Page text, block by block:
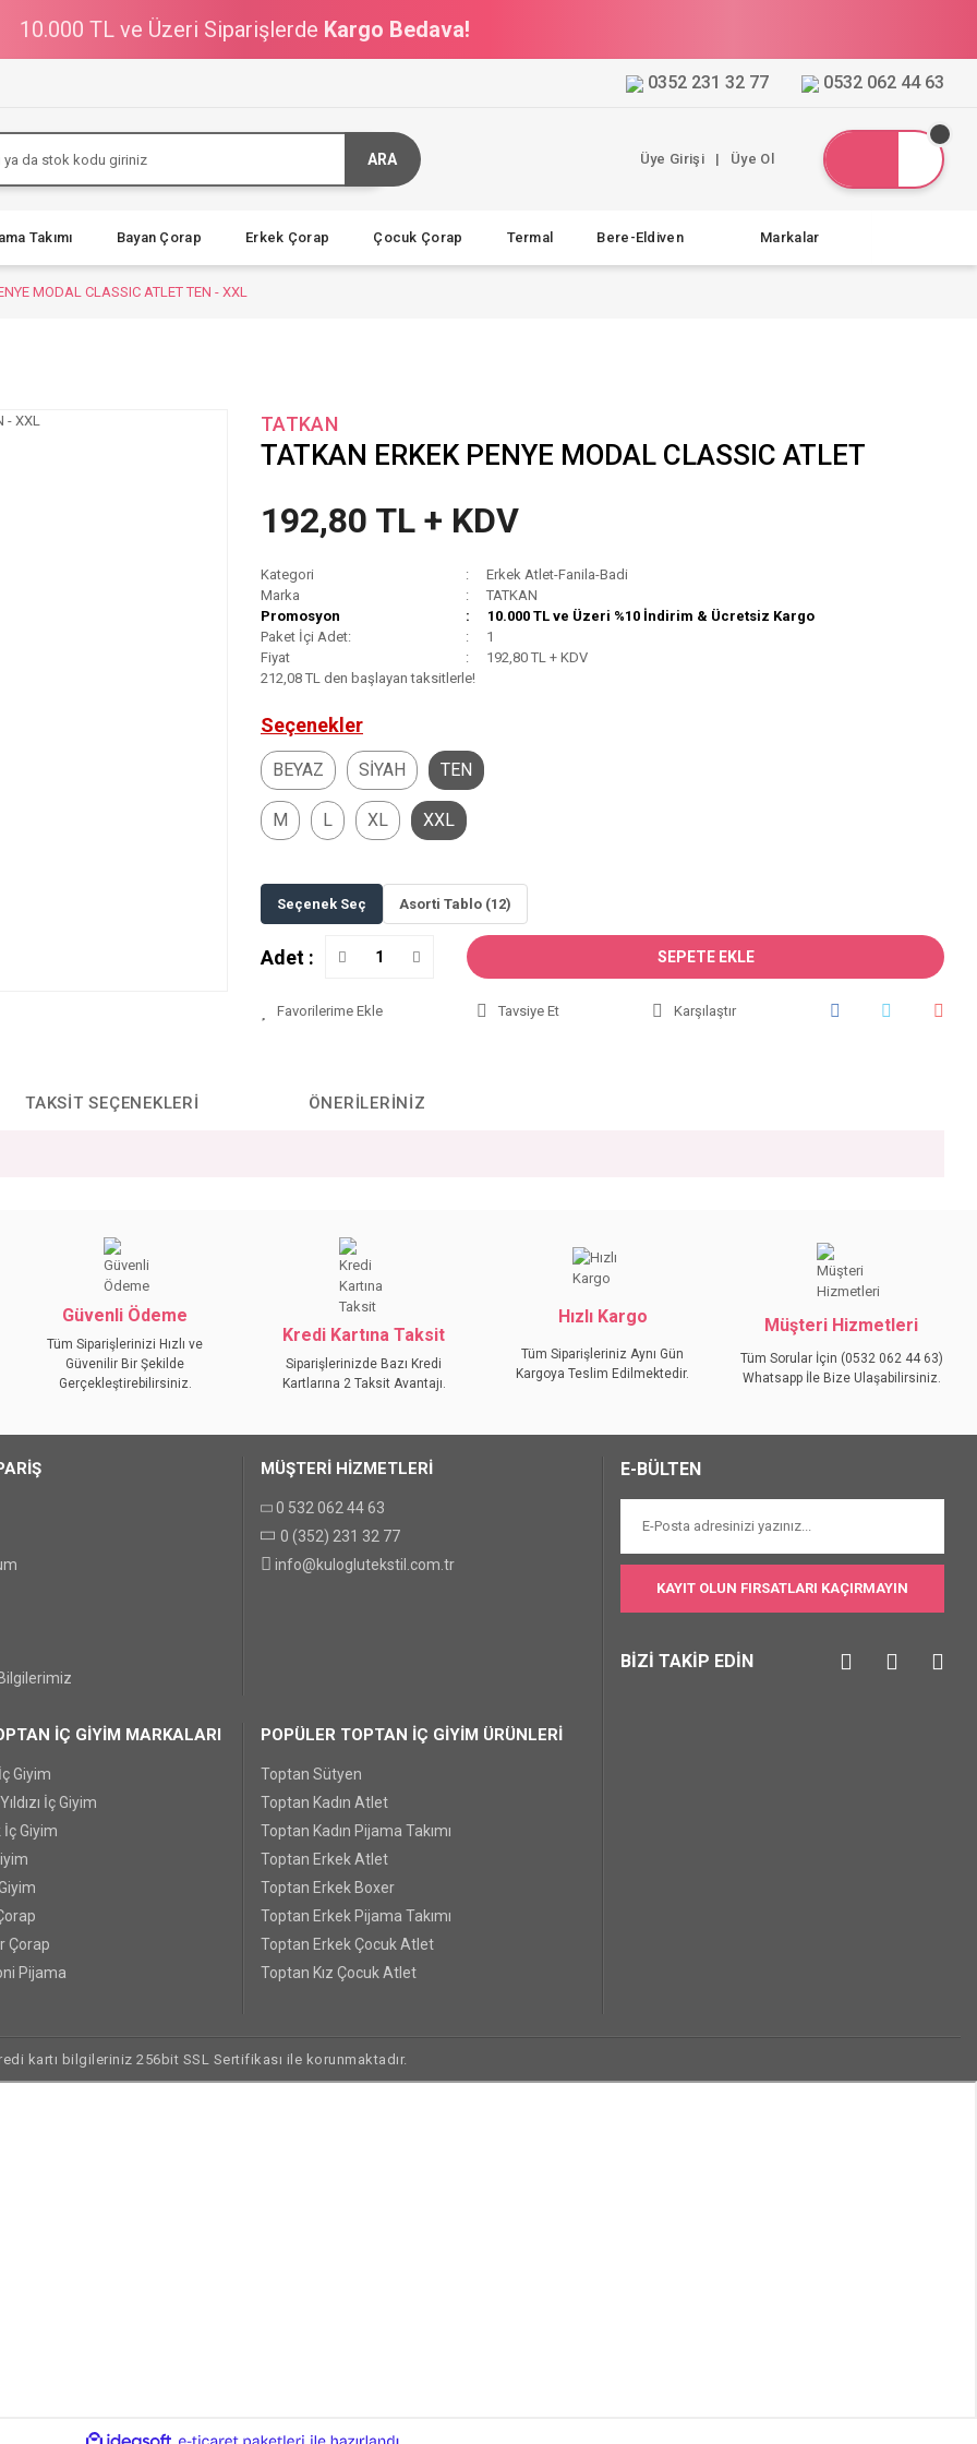
10.000 TL ve Üzeri Siparişlerde Kargo Bedava!
0352 231 32 77 0532 062 44 63
ARA Üye Girişi | Üye Ol
Takımı Bayan Çorap Erkek Çorap Çocuk Çorap Termal Bere-Eldiven Markalar
MODAL CLASSIC ATLET TEN - XXL
TATKAN
TATKAN ERKEK PENYE MODAL CLASSIC ATLET
192,80 TL + KDV
Kategori
Erkek Atlet-Fanila-Badi
Marka
TATKAN
Promosyon
10.000 TL ve Üzeri %10 İndirim & Ücretsiz Kargo
Paket İçi Adet:
1
Fiyat
192,80 TL + KDV
212,08 TL den başlayan taksitlerle!
Seçenekler
BEYAZ SİYAH TEN
M L XL XXL
Seçenek Seç Asorti Tablo (12)
Adet : SEPETE EKLE
Tavsiye Et Karşılaştır
TAKSIT SEÇENEKLERI ÖNERILERINIZ
GÖNDER
Güvenli Ödeme
Tüm Siparişlerinizi Hızlı ve
Güvenilir Bir Şekilde
Gerçekleştirebilirsiniz.
Kredi Kartına Taksit
Siparişlerinizde Bazı Kredi
Kartlarına 2 Taksit Avantajı.
Hızlı Kargo
Tüm Siparişleriniz Aynı Gün
Kargoya Teslim Edilmektedir.
Müşteri Hizmetleri
Tüm Sorular İçin (0532 062 44 63)
Whatsapp İle Bize Ulaşabilirsiniz.
MÜŞTERİ HİZMETLERİ
0 532 062 44 63
0 (352) 231 32 77
info@kuloglutekstil.com.tr
İÇ GİYİM MARKALARI
Giyim
İç Giyim
Giyim
Çorap
Pijama
POPÜLER TOPTAN İÇ GİYİM ÜRÜNLERİ
Toptan Sütyen
Toptan Kadın Atlet
Toptan Kadın Pijama Takımı
Toptan Erkek Atlet
Toptan Erkek Boxer
Toptan Erkek Pijama Takımı
Toptan Erkek Çocuk Atlet
Toptan Kız Çocuk Atlet
E-BÜLTEN
KAYIT OLUN FIRSATLARI KAÇIRMAYIN
BİZİ TAKİP EDİN
kartı bilgileriniz 256bit SSL Sertifikası ile korunmaktadır.
ideasoft